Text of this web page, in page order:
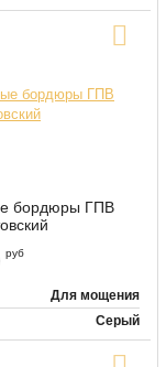
бордюры ГПВ
руб
Для мощения
Серый